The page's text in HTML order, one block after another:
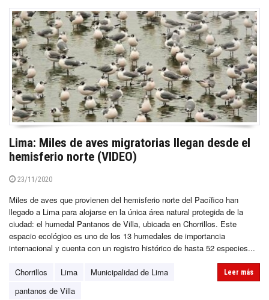
Lima: Miles de aves migratorias llegan desde el
hemisferio norte (VIDEO)
23/11/2020
Miles de aves que provienen del hemisferio norte del Pacífico han
llegado a Lima para alojarse en la única área natural protegida de la
ciudad: el humedal Pantanos de Villa, ubicada en Chorrillos. Este
espacio ecológico es uno de los 13 humedales de importancia
internacional y cuenta con un registro histórico de hasta 52 especies...
Chorrillos Lima
Municipalidad de Lima
pantanos de Villa
Leer más